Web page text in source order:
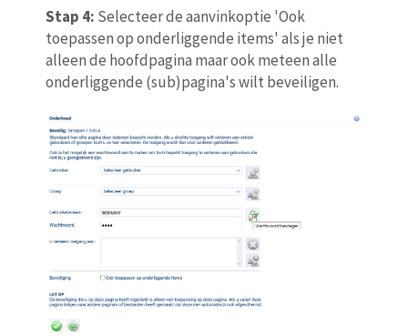
Stap 4: Selecteer de aanvinkoptie 'Ook
toepassen op onderliggende items' als je niet
alleen de hoofdpagina maar ook meteen alle
onderliggende (sub)pagina's wilt beveiligen.